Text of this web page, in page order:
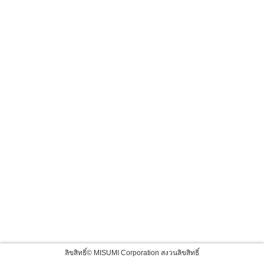
ลิขสิทธิ์© MISUMI Corporation สงวนลิขสิทธิ์